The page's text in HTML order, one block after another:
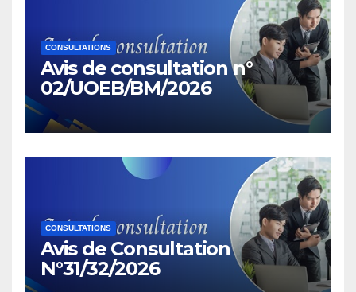
CONSULTATIONS
Avis de consultation n°
02/UOEB/BM/2026
CONSULTATIONS
Avis de Consultation
N°31/32/2026